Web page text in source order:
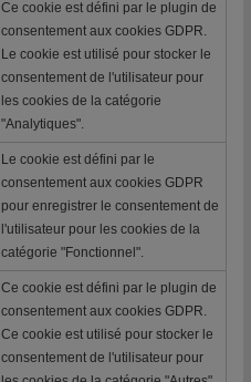
Ce cookie est défini par le plugin de
consentement aux cookies GDPR.
Le cookie est utilisé pour stocker le
consentement de l'utilisateur pour
les cookies de la catégorie
"Analytiques".
Le cookie est défini par le
consentement aux cookies GDPR
pour enregistrer le consentement de
l'utilisateur pour les cookies de la
catégorie "Fonctionnel".
Ce cookie est défini par le plugin de
consentement aux cookies GDPR.
Ce cookie est utilisé pour stocker le
consentement de l'utilisateur pour